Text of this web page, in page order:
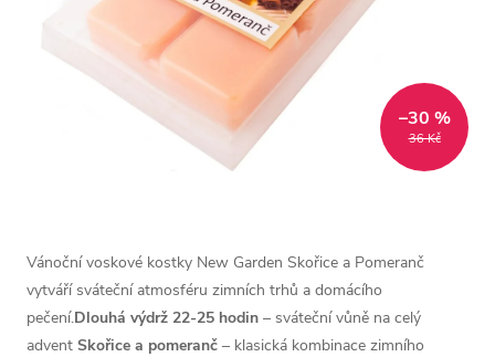
36 Kč
–30 %
Vánoční voskové kostky New Garden Skořice a Pomeranč
vytváří sváteční atmosféru zimních trhů a domácího
pečení.Dlouhá výdrž 22-25 hodin – sváteční vůně na celý
advent Skořice a pomeranč – klasická kombinace zimního